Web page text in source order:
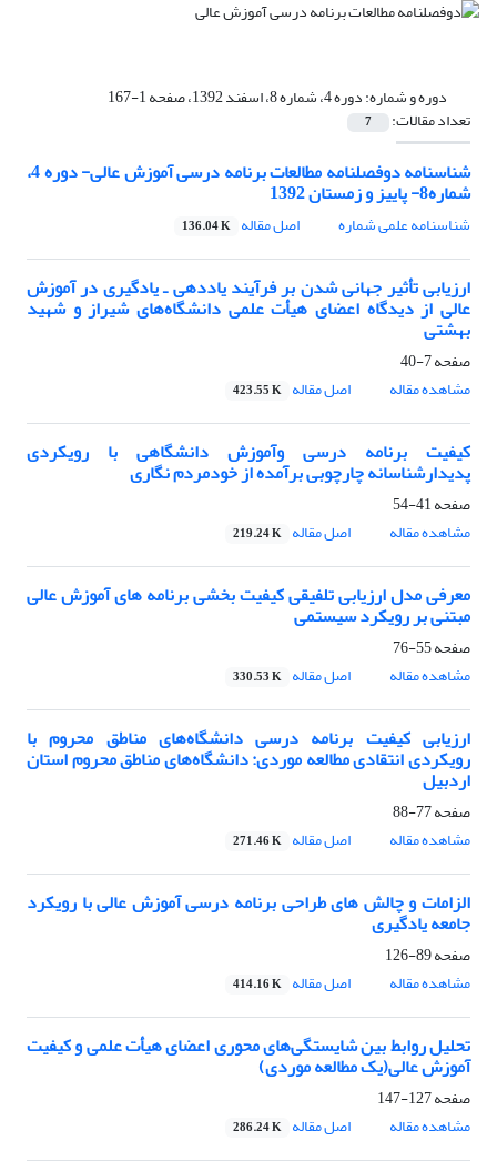
دوره و شماره:دوره 4، شماره 8، اسفند 1392، صفحه 1-167
تعداد مقالات: 7
شناسنامه دوفصلنامه مطالعات برنامه درسی آموزش عالی- دوره 4،
شماره8- پاییز و زمستان 1392
شناسنامه علمی شماره اصل مقاله 136.04 K
ارزیابی تأثیر جهانی شدن بر فرآیند یاددهی ـ یادگیری در آموزش
عالی از دیدگاه اعضای هیأت علمی دانشگاه‌های شیراز و شهید
بهشتی
صفحه7-40
مشاهده مقاله
اصل مقاله 423.55 K
کیفیت برنامه درسی وآموزش دانشگاهی با رویکردی
پدیدارشناسانه چارچوبی برآمده از خودمردم نگاری
صفحه41-54
مشاهده مقاله
اصل مقاله 219.24 K
معرفی مدل ارزیابی تلفیقی کیفیت بخشی برنامه های آموزش عالی
مبتنی بر رویکرد سیستمی
صفحه55-76
مشاهده مقاله
اصل مقاله 330.53 K
ارزیابی کیفیت برنامه درسی دانشگاه‌های مناطق محروم با
رویکردی انتقادی مطالعه موردی: دانشگاه‌های مناطق محروم استان
اردبیل
صفحه77-88
مشاهده مقاله
اصل مقاله 271.46 K
الزامات و چالش های طراحی برنامه درسی آموزش عالی با رویکرد
جامعه یادگیری
صفحه89-126
مشاهده مقاله
اصل مقاله 414.16 K
تحلیل روابط بین شایستگی‌های محوری اعضای هیأت علمی و کیفیت
آموزش عالی(یک مطالعه موردی)
صفحه127-147
مشاهده مقاله
اصل مقاله 286.24 K